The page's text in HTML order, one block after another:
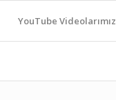
YouTube Videolarımız